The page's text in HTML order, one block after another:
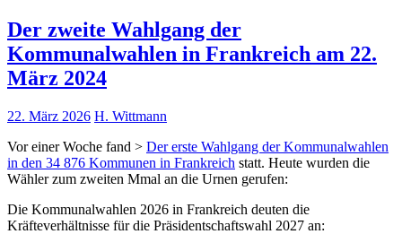
Der zweite Wahlgang der
Kommunalwahlen in Frankreich am 22.
März 2024
22. März 2026 H. Wittmann
Vor einer Woche fand > Der erste Wahlgang der Kommunalwahlen
in den 34 876 Kommunen in Frankreich statt. Heute wurden die
Wähler zum zweiten Mmal an die Urnen gerufen:
Die Kommunalwahlen 2026 in Frankreich deuten die
Kräfteverhältnisse für die Präsidentschaftswahl 2027 an: